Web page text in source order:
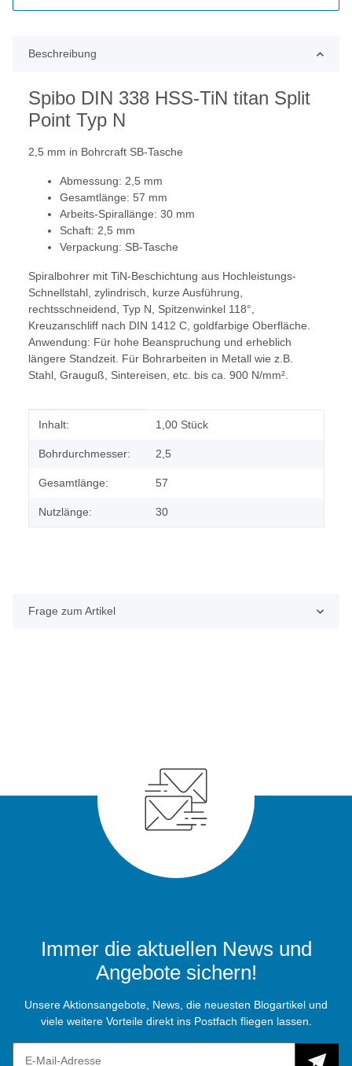
Beschreibung
Spibo DIN 338 HSS-TiN titan Split
Point Typ N
2,5 mm in Bohrcraft SB-Tasche
Abmessung: 2,5 mm
Gesamtlänge: 57 mm
Arbeits-Spirallänge: 30 mm
Schaft: 2,5 mm
Verpackung: SB-Tasche
Spiralbohrer mit TiN-Beschichtung aus Hochleistungs-
Schnellstahl, zylindrisch, kurze Ausführung,
rechtsschneidend, Typ N, Spitzenwinkel 118°,
Kreuzanschliff nach DIN 1412 C, goldfarbige Oberfläche.
Anwendung: Für hohe Beanspruchung und erheblich
längere Standzeit. Für Bohrarbeiten in Metall wie z.B.
Stahl, Grauguß, Sintereisen, etc. bis ca. 900 N/mm².
Produkteigenschaft
Wert
Inhalt: 1,00 Stück
Bohrdurchmesser: 2,5
Gesamtlänge: 57
Nutzlänge: 30
Frage zum Artikel
Immer die aktuellen News und
Angebote sichern!
Unsere Aktionsangebote, News, die neuesten Blogartikel und
viele weitere Vorteile direkt ins Postfach fliegen lassen.